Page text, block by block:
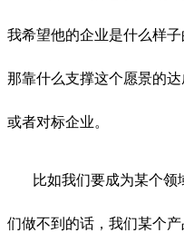
我希望他的企业是什么样
那靠什么支撑这个愿景的
或者对标企业。
比如我们要成为某个
们做不到的话，我们某个